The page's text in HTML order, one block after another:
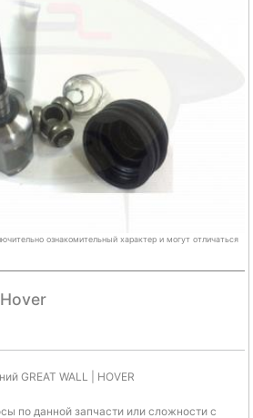
ознакомительный характер и могут отличаться
GREAT WALL | HOVER
по данной запчасти или сложности с